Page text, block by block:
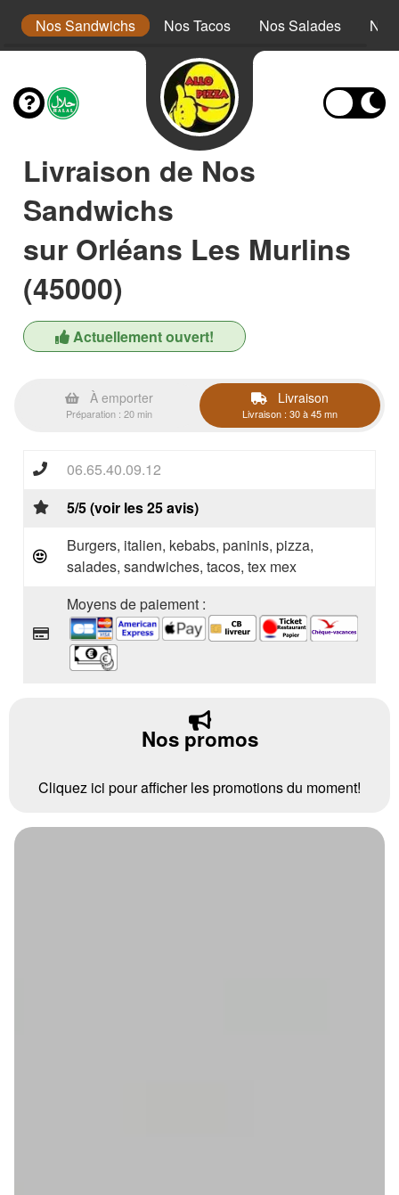
Nos Sandwichs Nos Tacos Nos Salades Nos
Livraison de Nos
Sandwichs
sur Orléans Les Murlins
(45000)
Actuellement ouvert!
À emporter
Préparation : 20 min
Livraison
Livraison : 30 à 45 mn
06.65.40.09.12
5/5 (voir les 25 avis)
Burgers, italien, kebabs, paninis, pizza,
salades, sandwiches, tacos, tex mex
Moyens de paiement :
Nos promos
Cliquez ici pour afficher les promotions du moment!